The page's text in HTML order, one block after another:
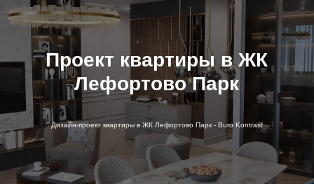
Проект квартиры в ЖК
Лефортово Парк
Дизайн-проект квартиры в ЖК Лефортово Парк - Buro Kontrast